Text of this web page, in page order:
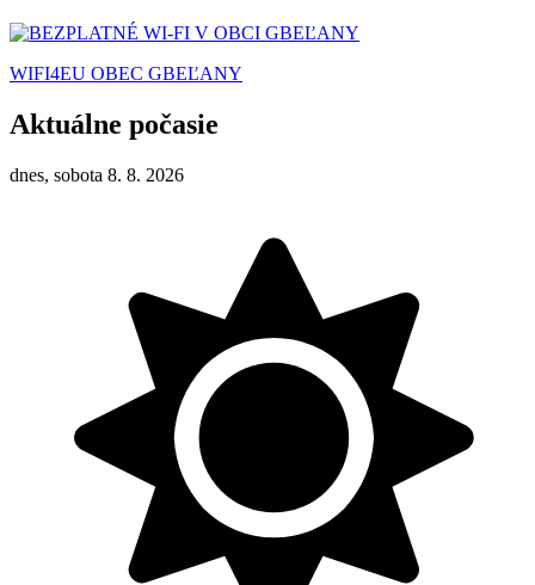
WIFI4EU OBEC GBEĽANY
Aktuálne počasie
dnes, sobota 8. 8. 2026